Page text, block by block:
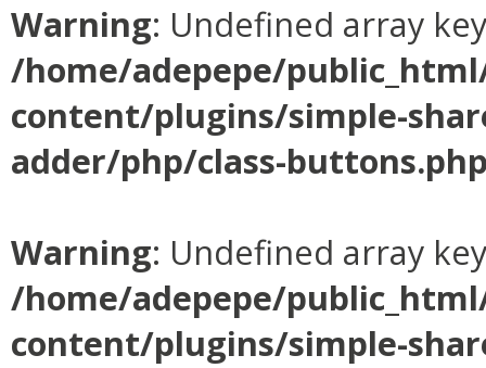
Warning: Undefined array
/home/adepepe/
content/plugins/simple-
adder/php/class-
Warning: Undefined array
/home/adepepe/
content/plugins/simple-